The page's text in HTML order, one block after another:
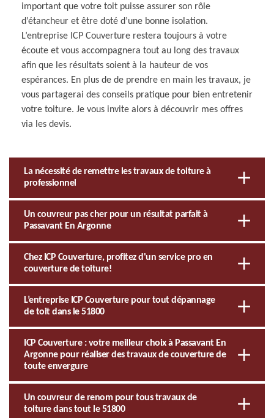
important que votre toit puisse assurer son rôle
d’étancheur et être doté d’une bonne isolation.
L’entreprise ICP Couverture restera toujours à votre
écoute et vous accompagnera tout au long des travaux
afin que les résultats soient à la hauteur de vos
espérances. En plus de de prendre en main les travaux, je
vous partagerai des conseils pratique pour bien entretenir
votre toiture. Je vous invite alors à découvrir mes offres
via les devis.
La nécessité de remettre les travaux de toiture à
professionnel
Un couvreur pas cher pour un résultat parfait à
Passavant En Argonne
Chez ICP Couverture, profitez d'un service pro en
couverture de toiture!
L’entreprise ICP Couverture pour tout dépannage
de toit dans le 51800
ICP Couverture : votre meilleur choix à Passavant En
Argonne pour réaliser des travaux de couverture de
toute envergure
Un couvreur de renom pour tous travaux de
toiture dans tout le 51800